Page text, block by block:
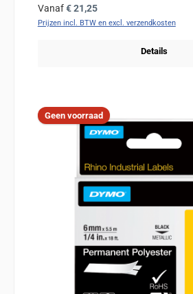
Normale prijs:
Vanaf€ 21,25
Prijzen incl. BTW en excl. verzendkosten
Details
Geen voorraad